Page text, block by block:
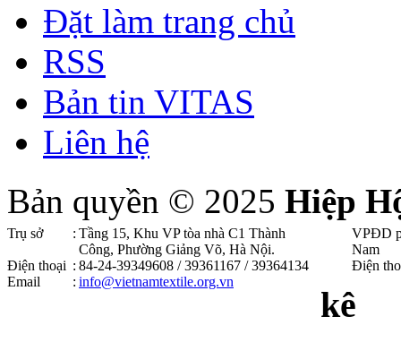
Đặt làm trang chủ
RSS
Bản tin VITAS
Liên hệ
Bản quyền © 2025 Hiệp
Trụ sở : Tầng 15, Khu VP tòa nhà C1 Thành
Công, Phường Giảng Võ, Hà Nội .
Điện thoại : 84-24-39349608 / 39361167 / 39364134
Email
: info@vietnamtextile.org.vn
VPĐD
Nam
Điện
kê